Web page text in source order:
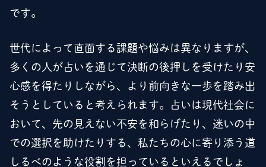
です。
世代によって直面する課題や悩みは異なりますが、
多くの人が占いを通じて決断の後押しを受けたり安
心感を得たりしながら、より前向きな一歩を踏み出
そうとしていると考えられます。占いは現代社会に
おいて、先の見えない不安を和らげたり、迷いの中
での選択を助けたりする、私たちの心に寄り添う道
しるべのような役割を担っているといえるでしょ